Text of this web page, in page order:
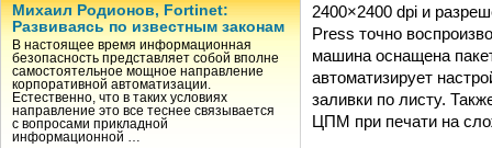
Михаил Родионов, Fortinet:
Развиваясь по известным законам
В настоящее время информационная
безопасность представляет собой вполне
самостоятельное мощное направление
корпоративной автоматизации.
Естественно, что в таких условиях
направление это все теснее связывается
с вопросами прикладной
информационной …
2400×2400 dpi и
Press точно
машина оснащена
автоматизирует
заливки по листу.
ЦПМ при печати на